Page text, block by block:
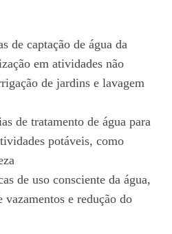
de captação de água da
em atividades não
de jardins e lavagem
de tratamento de água para
potáveis, como
de uso consciente da água,
vazamentos e redução do